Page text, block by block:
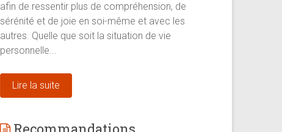
afin de ressentir plus de compréhension, de
sérénité et de joie en soi-même et avec les
autres. Quelle que soit la situation de vie
personnelle...
Lire la suite